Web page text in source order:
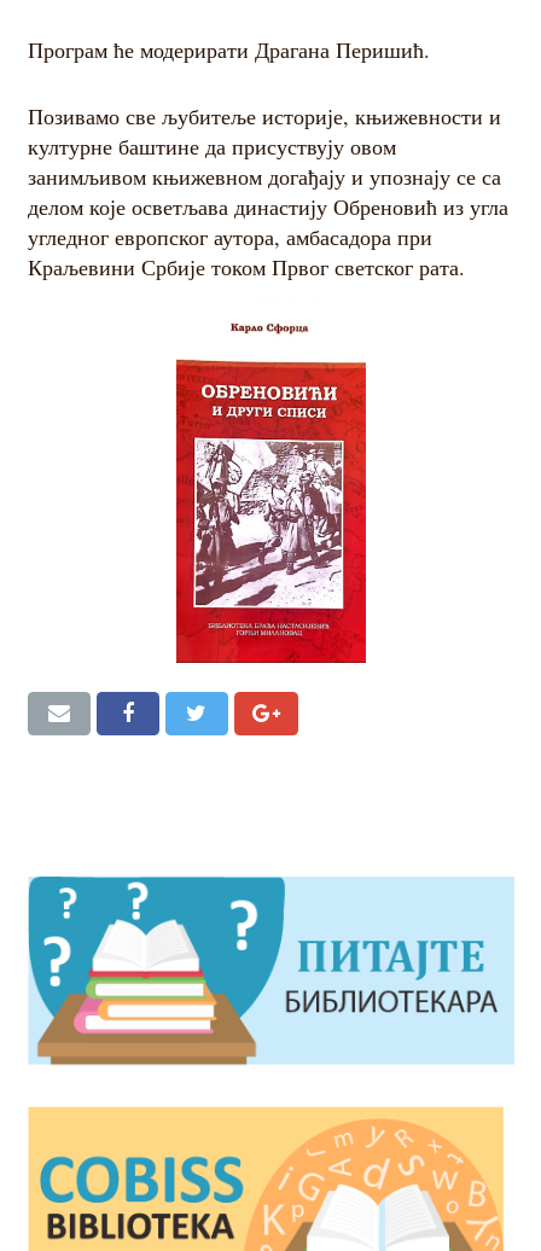
Програм ће модерирати Драгана Перишић.
Позивамо све љубитеље историје, књижевности и
културне баштине да присуствују овом
занимљивом књижевном догађају и упознају се са
делом које осветљава династију Обреновић из угла
угледног европског аутора, амбасадора при
Краљевини Србије током Првог светског рата.